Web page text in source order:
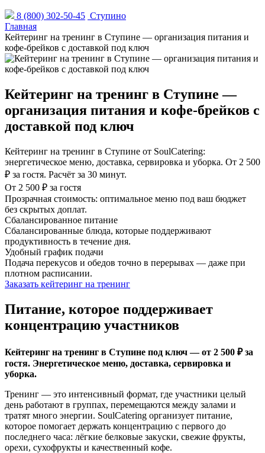
8 (800) 302-50-45 Ступино
Главная
Кейтеринг на тренинг в Ступине — организация питания и
кофе-брейков с доставкой под ключ
Кейтеринг на тренинг в Ступине —
организация питания и кофе-брейков с
доставкой под ключ
Кейтеринг на тренинг в Ступине от SoulCatering:
энергетическое меню, доставка, сервировка и уборка. От 2 500
₽ за гостя. Расчёт за 30 минут.
От 2 500 ₽ за гостя
Прозрачная стоимость: оптимальное меню под ваш бюджет
без скрытых доплат.
Сбалансированное питание
Сбалансированные блюда, которые поддерживают
продуктивность в течение дня.
Удобный график подачи
Подача перекусов и обедов точно в перерывах — даже при
плотном расписании.
Заказать кейтеринг на тренинг
Питание, которое поддерживает
концентрацию участников
Кейтеринг на тренинг в Ступине под ключ — от 2 500 ₽ за
гостя. Энергетическое меню, доставка, сервировка и
уборка.
Тренинг — это интенсивный формат, где участники целый
день работают в группах, перемещаются между залами и
тратят много энергии. SoulCatering организует питание,
которое помогает держать концентрацию с первого до
последнего часа: лёгкие белковые закуски, свежие фрукты,
орехи, сухофрукты и качественный кофе.